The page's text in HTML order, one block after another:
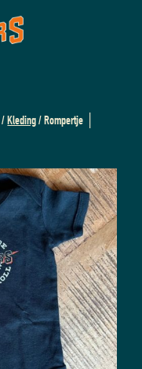
/Kleding/ Rompertje │